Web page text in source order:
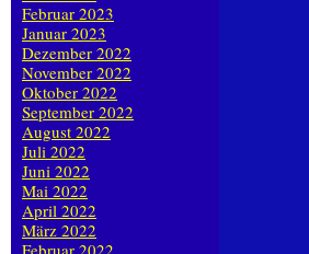
Februar 2023
Januar 2023
Dezember 2022
November 2022
Oktober 2022
September 2022
August 2022
Juli 2022
Juni 2022
Mai 2022
April 2022
März 2022
Februar 2022